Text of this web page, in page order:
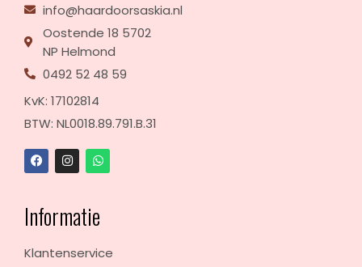
info@haardoorsaskia.nl
Oostende 18 5702
NP Helmond
0492 52 48 59
KvK: 17102814
BTW: NL0018.89.791.B.31
Informatie
Klantenservice